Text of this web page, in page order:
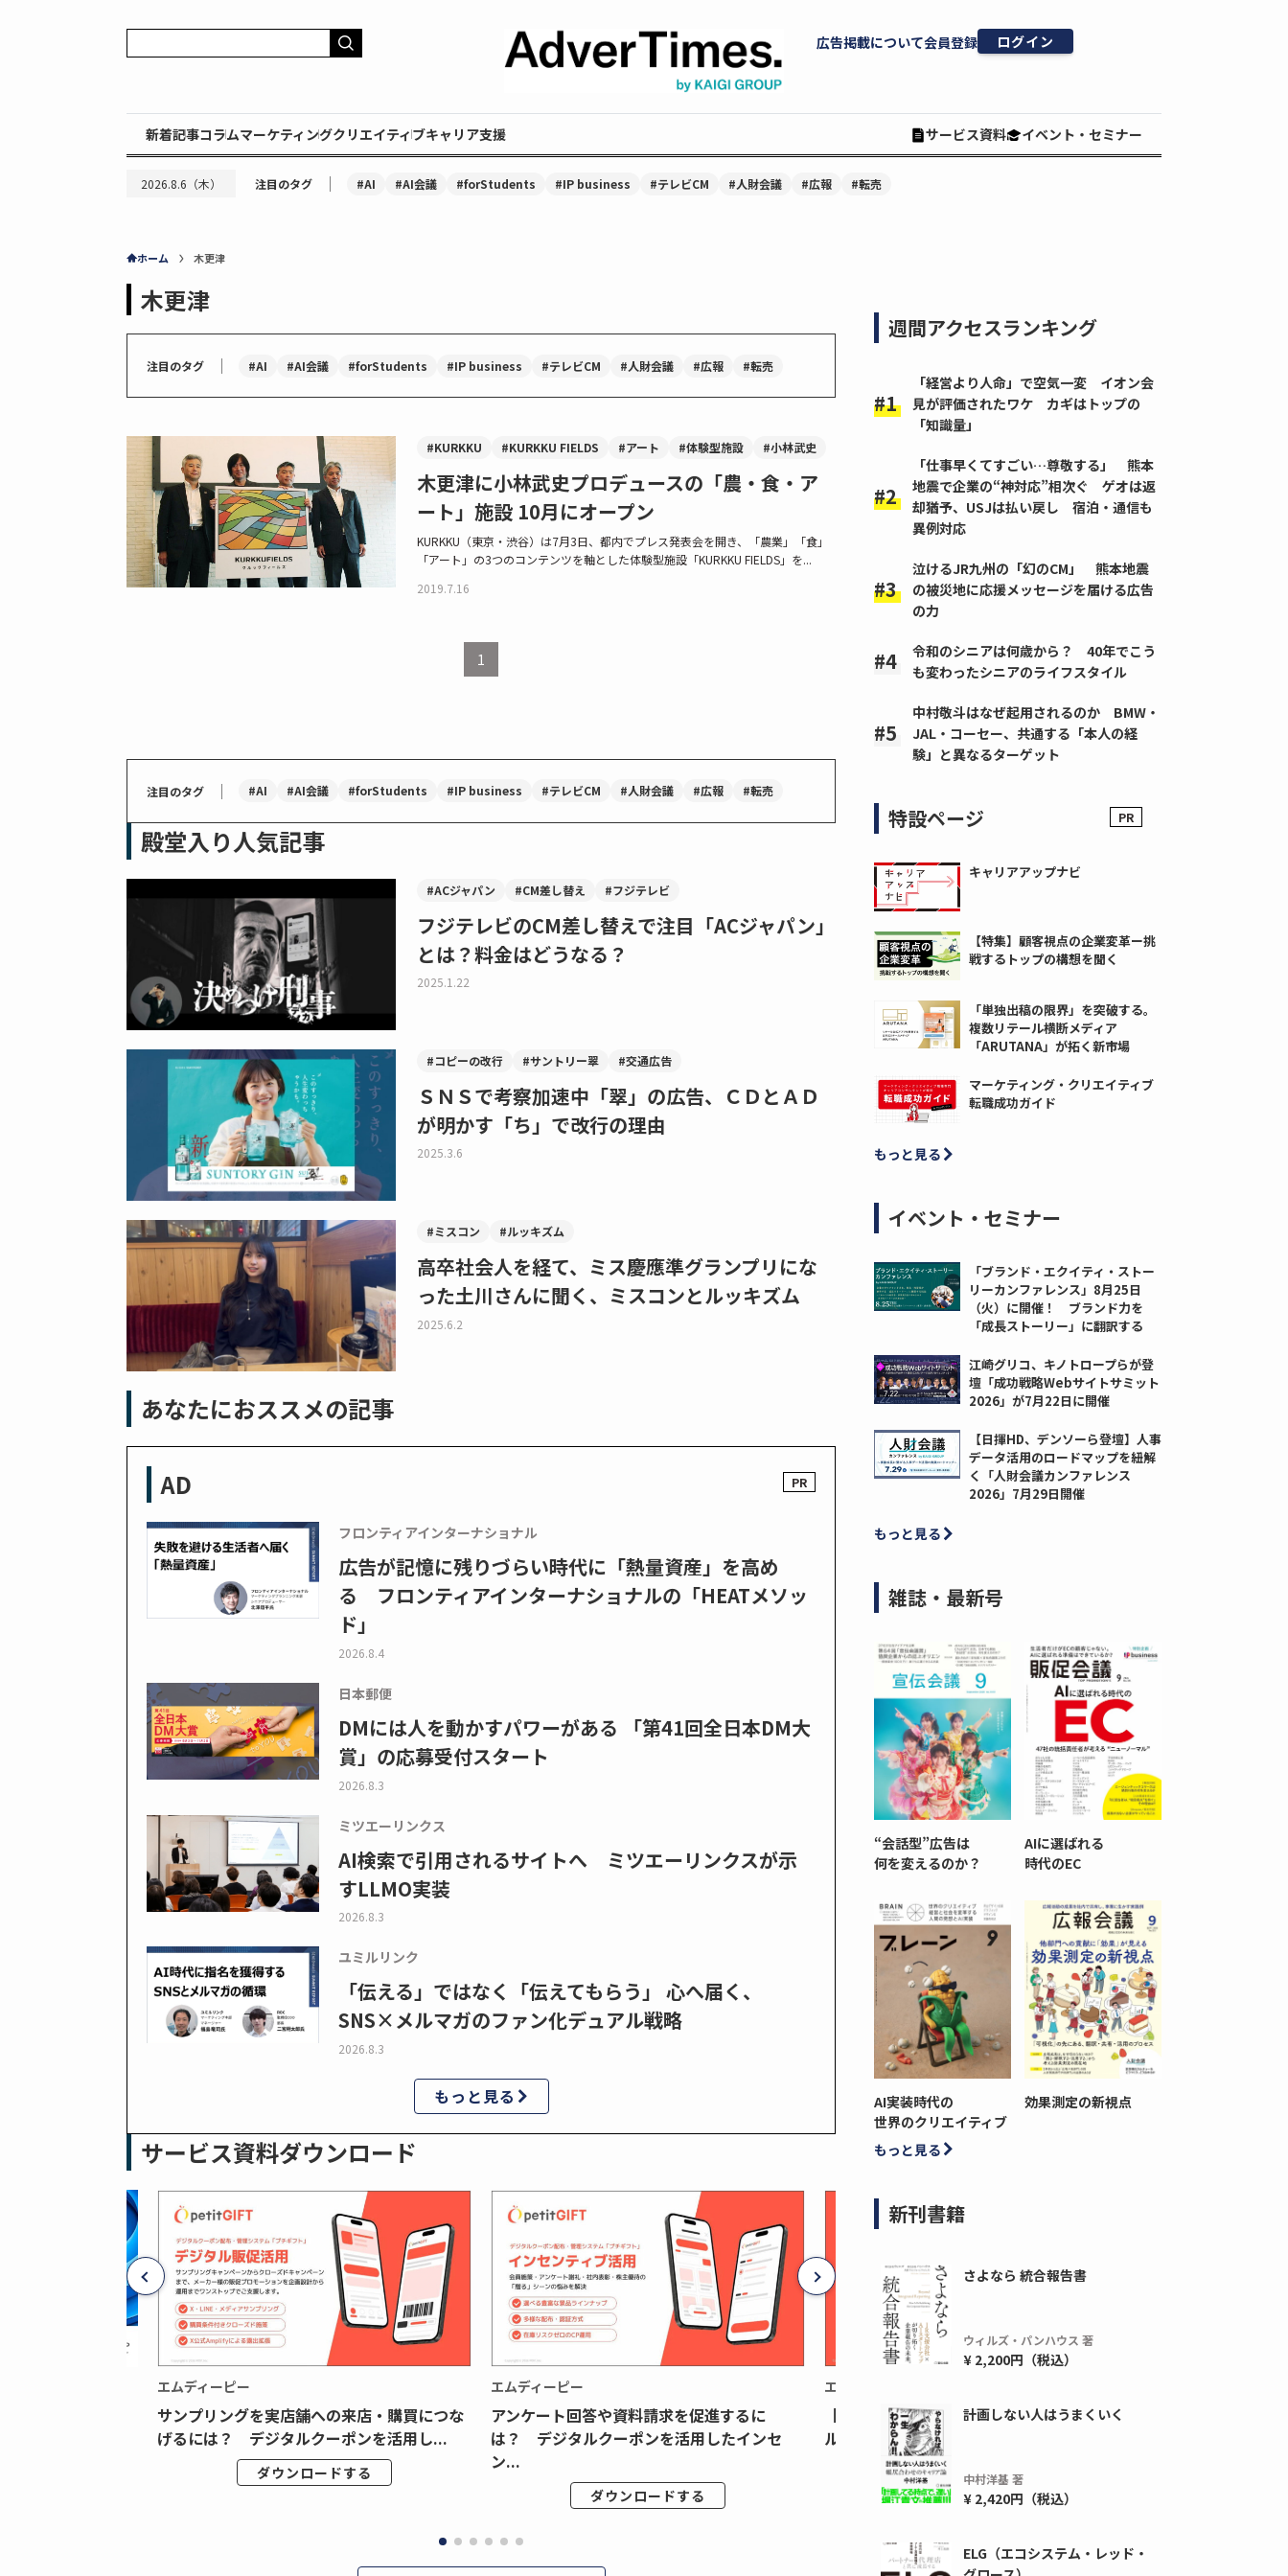
広告掲載について会員登録 ログイン
新着記事コラムマーケティングクリエイティブキャリア支援 サービス資料 イベント・セミナー
2026.8.6（木） 注目のタグ ｜ #AI #AI会議 #forStudents #IP business #テレビCM #人財会議 #広報 #転売
ホーム 木更津
木更津
注目のタグ ｜ #AI #AI会議 #forStudents #IP business #テレビCM #人財会議 #広報 #転売
#KURKKU #KURKKU FIELDS #アート #体験型施設 #小林武史
木更津に小林武史プロデュースの「農・食・ア
ート」施設 10月にオープン
KURKKU（東京・渋谷）は7月3日、都内でプレス発表会を開き、「農業」「食」
「アート」の3つのコンテンツを軸とした体験型施設「KURKKU FIELDS」を...
2019.7.16
1
注目のタグ ｜ #AI #AI会議 #forStudents #IP business #テレビCM #人財会議 #広報 #転売
殿堂入り人気記事
#ACジャパン #CM差し替え #フジテレビ
フジテレビのCM差し替えで注目「ACジャパン」
とは？料金はどうなる？
2025.1.22
#コピーの改行 #サントリー翠 #交通広告
ＳＮＳで考察加速中「翠」の広告、ＣＤとＡＤ
が明かす「ち」で改行の理由
2025.3.6
#ミスコン #ルッキズム
高卒社会人を経て、ミス慶應準グランプリにな
った土川さんに聞く、ミスコンとルッキズム
2025.6.2
あなたにおススメの記事
AD
フロンティアインターナショナル
広告が記憶に残りづらい時代に「熱量資産」を高め
る フロンティアインターナショナルの「HEATメソッ
ド」
2026.8.4
日本郵便
DMには人を動かすパワーがある 「第41回全日本DM大
賞」の応募受付スタート
2026.8.3
ミツエーリンクス
AI検索で引用されるサイトへ ミツエーリンクスが示
すLLMO実装
2026.8.3
ユミルリンク
「伝える」ではなく「伝えてもらう」 心へ届く、
SNS×メルマガのファン化デュアル戦略
2026.8.3
もっと見る
サービス資料ダウンロード
エムディーピー
サンプリングを実店舗への来店・購買につな
げるには？ デジタルクーポンを活用し...
ダウンロードする
エムディーピー
アンケート回答や資料請求を促進するに
は？ デジタルクーポンを活用したインセ
ン...
ダウンロードする
エムディーピー
【月間1,000万本以上の配布実績！】デジタ
ルクーポンを活用した販促キャンペーンを...
ダウンロードする
週間アクセスランキング
「経営より人命」で空気一変 イオン会
見が評価されたワケ カギはトップの
「知識量」
「仕事早くてすごい…尊敬する」 熊本
地震で企業の“神対応”相次ぐ ゲオは返
却猶予、USJは払い戻し 宿泊・通信も
異例対応
泣けるJR九州の「幻のCM」 熊本地震
の被災地に応援メッセージを届ける広告
の力
令和のシニアは何歳から？ 40年でこう
も変わったシニアのライフスタイル
中村敬斗はなぜ起用されるのか BMW・
JAL・コーセー、共通する「本人の経
験」と異なるターゲット
特設ページ
キャリアアップナビ
【特集】顧客視点の企業変革ー挑
戦するトップの構想を聞く
「単独出稿の限界」を突破する。
複数リテール横断メディア
「ARUTANA」が拓く新市場
マーケティング・クリエイティブ
転職成功ガイド
もっと見る
イベント・セミナー
「ブランド・エクイティ・ストー
リーカンファレンス」8月25日
（火）に開催！ ブランド力を
「成長ストーリー」に翻訳する
江崎グリコ、キノトロープらが登
壇「成功戦略Webサイトサミット
2026」が7月22日に開催
【日揮HD、デンソーら登壇】人事
データ活用のロードマップを紐解
く「人財会議カンファレンス
2026」7月29日開催
もっと見る
雑誌・最新号
“会話型”広告は
何を変えるのか？
AIに選ばれる
時代のEC
AI実装時代の
世界のクリエイティブ
効果測定の新視点
もっと見る
新刊書籍
さよなら 統合報告書
ウィルズ・パンハウス 著
¥ 2,200円（税込）
計画しない人はうまくいく
中村洋基 著
¥ 2,420円（税込）
ELG（エコシステム・レッド・